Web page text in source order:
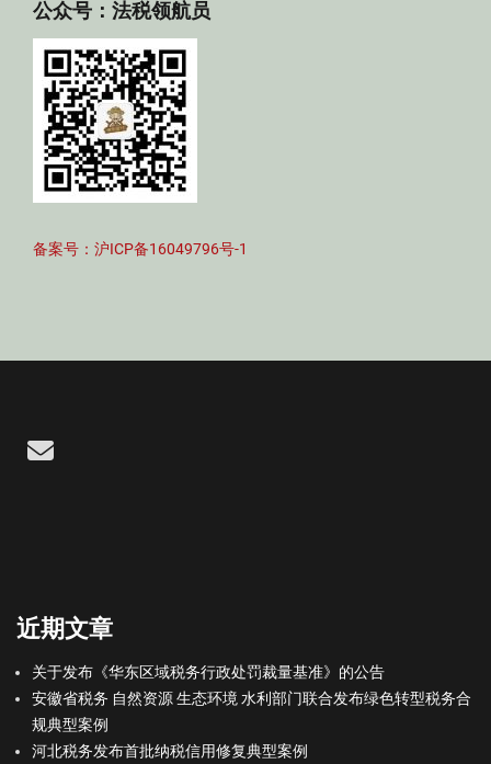
公众号：法税领航员
备案号：沪ICP备16049796号-1
Email
近期文章
关于发布《华东区域税务行政处罚裁量基准》的公告
安徽省税务 自然资源 生态环境 水利部门联合发布绿色转型税务合
规典型案例
河北税务发布首批纳税信用修复典型案例